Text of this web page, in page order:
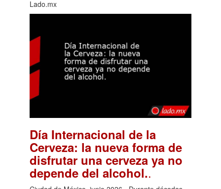
Lado.mx
Día Internacional de la
Cerveza: la nueva forma de
disfrutar una cerveza ya no
depende del alcohol..